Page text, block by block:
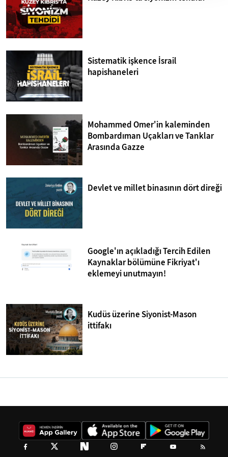
Sistematik işkence İsrail
hapishaneleri
Mohammed Omer'in kaleminden
Bombardıman Uçakları ve Tanklar
Arasında Gazze
Devlet ve millet binasının dört direği
Google'ın açıkladığı Tercih Edilen
Kaynaklar bölümüne Fikriyat'ı
eklemeyi unutmayın!
Kudüs üzerine Siyonist-Mason
ittifakı